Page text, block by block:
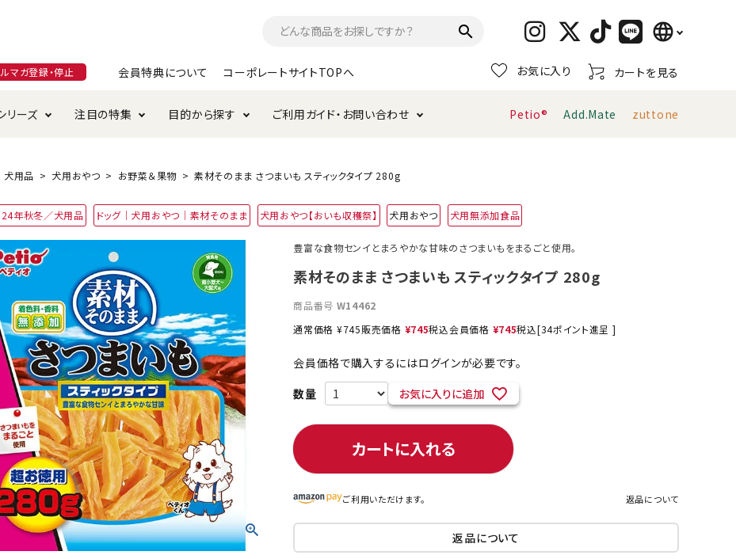
search language
日本語
English
ルマガ登録・停止 会員特典について コーポレートサイトTOPへ お気に入り カートを見る
おやつ お手入れ・ケア用品
ッド・ハウス・マット サークル・ケージ キャリーバッグ
器・給水器 服・ウェア
つけ用品 替え・交換パーツ
お手入れ・ケア用品 トイレタリー・消臭剤
ークル・ケージ・タワー キャリーバッグ おもちゃ
虫用品 首輪・ハーネス
リーズ
素材そのまま 極上
注目の特集
無添加特集 けりぐるみ特集
目的から探す
使用のグレインフリー
って遊ぶ 投げて遊ぶ デンタルおもちゃ
たび・元気草 夜のお散歩
エット中にオススメ まとめ買いでオトク！！ ネコポス対象商品一覧
ご利用ガイド・お問い合わせ
会員特典について ご注文方法について
ンラインショップ利用規約
Petio® Add.Mate zuttone
犬用品 犬用おやつ お野菜＆果物 素材そのまま さつまいも スティックタイプ 280g
年秋冬／犬用品 ドッグ｜犬用おやつ｜素材そのまま 犬用おやつ【おいも収穫祭】 犬用おやつ 犬用無添加食品
豊富な食物センイとまろやかな甘味のさつまいもをまるごと使用。
素材そのまま さつまいも スティックタイプ 280g
商品番号 W14462
通常価格 ¥745販売価格 ¥745税込会員価格 ¥745税込[34ポイント進呈 ]
会員価格で購入するにはログインが必要です。
お気に入りに追加
カートに入れる
ご利用いただけます。 返品について
返品について